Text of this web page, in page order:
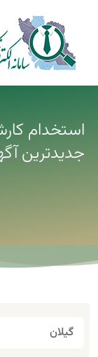
استخدام
جدیدترین